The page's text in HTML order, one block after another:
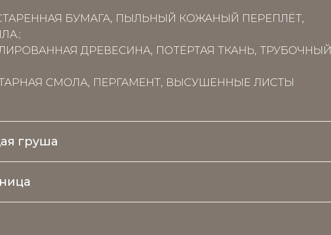
БУМАГА, ПЫЛЬНЫЙ КОЖАНЫЙ ПЕРЕПЛЁТ,
ДРЕВЕСИНА, ПОТЁРТАЯ ТКАНЬ, ТРУБОЧНЫЙ
СМОЛА, ПЕРГАМЕНТ, ВЫСУШЕННЫЕ ЛИСТЫ
груша